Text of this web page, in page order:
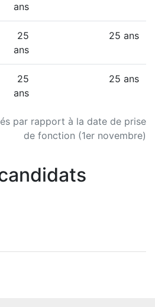
par rapport à la date de prise
de fonction (1er novembre)
ans
25
ans
25 ans
25
ans
25 ans